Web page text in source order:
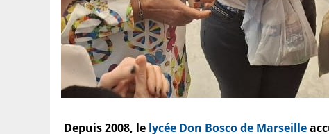
Depuis 2008, le lycée Don Bosco de Marseille